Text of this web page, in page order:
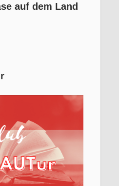
auf dem Land